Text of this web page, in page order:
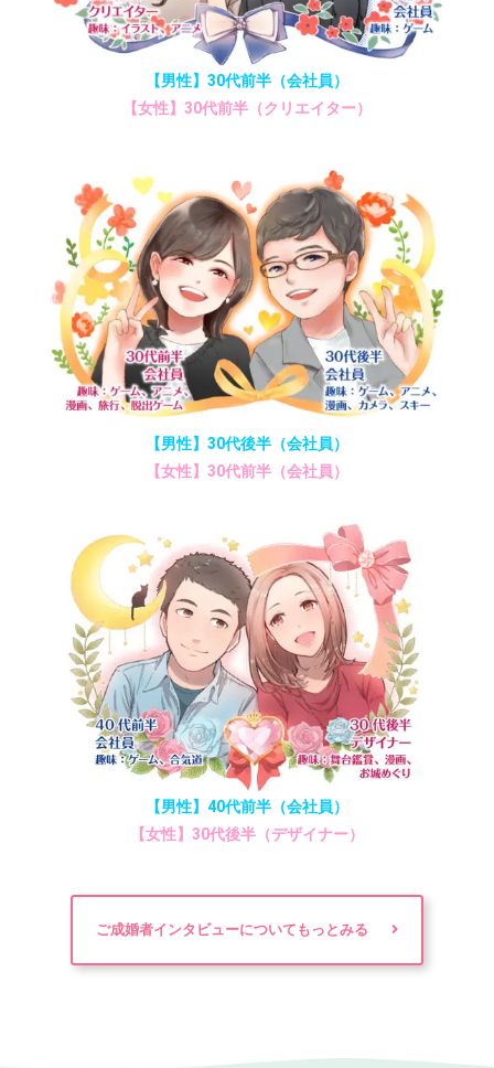
【男性】30代前半（会社員）
【女性】30代前半（クリエイター）
【男性】30代後半（会社員）
【女性】30代前半（会社員）
【男性】40代前半（会社員）
【女性】30代後半（デザイナー）
ご成婚者インタビューについてもっとみる